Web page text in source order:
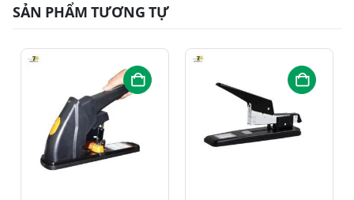
SẢN PHẨM TƯƠNG TỰ